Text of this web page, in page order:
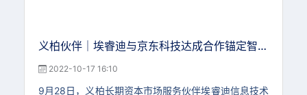
义柏伙伴｜埃睿迪与京东科技达成合作锚定智慧
水务新航道
2022-10-17 16:10
9月28日，义柏长期资本市场服务伙伴埃睿迪信息技术